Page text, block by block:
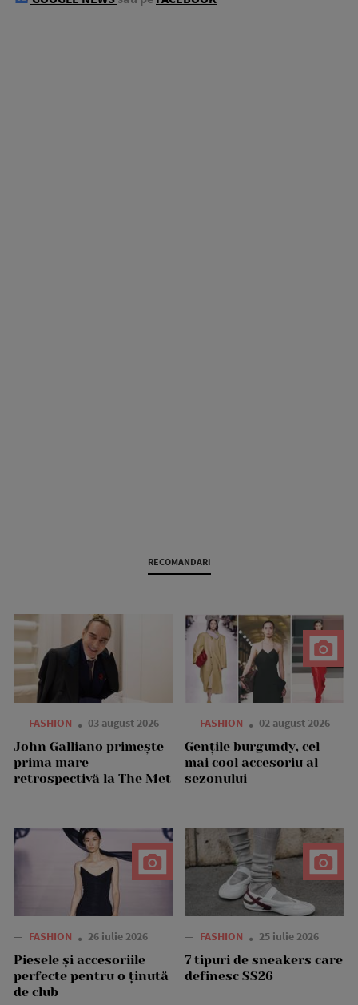
RECOMANDARI
— FASHION 03 august 2026
John Galliano primește
prima mare
retrospectivă la The Met
— FASHION 02 august 2026
Gențile burgundy, cel
mai cool accesoriu al
sezonului
— FASHION 26 iulie 2026
Piesele și accesoriile
perfecte pentru o ținută
de club
— FASHION 25 iulie 2026
7 tipuri de sneakers care
definesc SS26